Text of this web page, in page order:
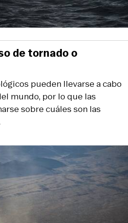
pueden llevarse a cabo
mundo, por lo que las
sobre cuáles son las
de tornado o